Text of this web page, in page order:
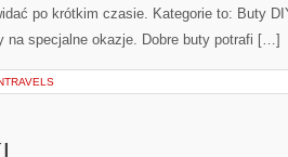
po krótkim czasie. Kategorie to: Buty
na specjalne okazje. Dobre buty potrafi […]